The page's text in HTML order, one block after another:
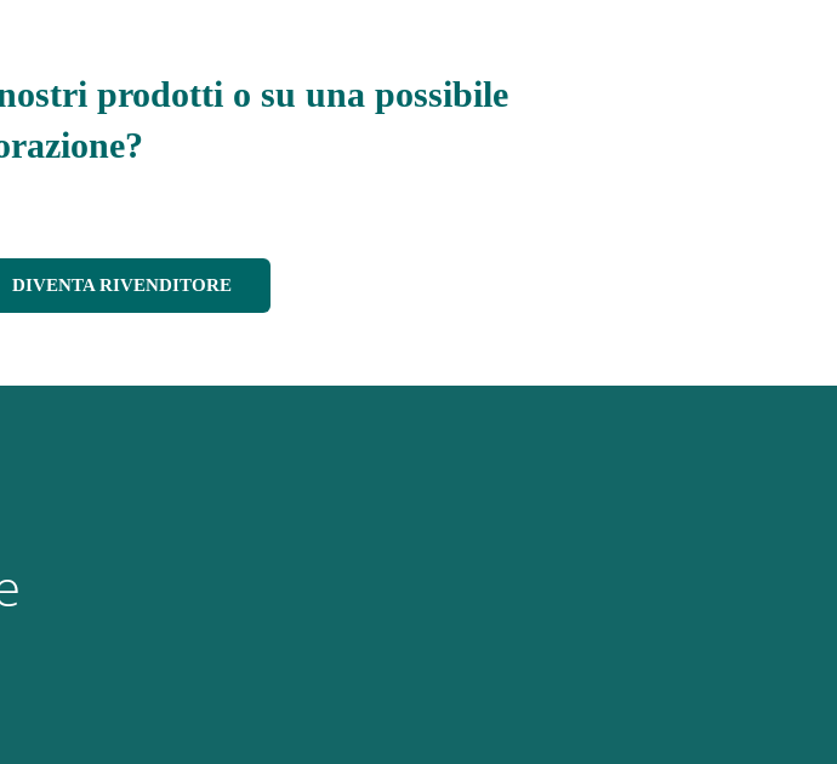
prodotti o su una possibile
DIVENTA RIVENDITORE